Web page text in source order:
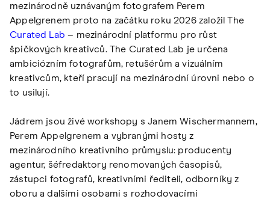
mezinárodně uznávaným fotografem Perem
Appelgrenem proto na začátku roku 2026 založil The
Curated Lab – mezinárodní platformu pro růst
špičkových kreativců. The Curated Lab je určena
ambiciózním fotografům, retušérům a vizuálním
kreativcům, kteří pracují na mezinárodní úrovni nebo o
to usilují.
Jádrem jsou živé workshopy s Janem Wischermannem,
Perem Appelgrenem a vybranými hosty z
mezinárodního kreativního průmyslu: producenty
agentur, šéfredaktory renomovaných časopisů,
zástupci fotografů, kreativními řediteli, odborníky z
oboru a dalšími osobami s rozhodovacími